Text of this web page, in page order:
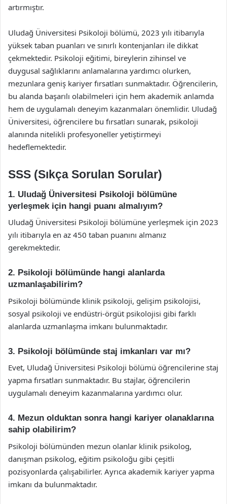
artırmıştır.
Uludağ Üniversitesi Psikoloji bölümü, 2023 yılı itibarıyla
yüksek taban puanları ve sınırlı kontenjanları ile dikkat
çekmektedir. Psikoloji eğitimi, bireylerin zihinsel ve
duygusal sağlıklarını anlamalarına yardımcı olurken,
mezunlara geniş kariyer fırsatları sunmaktadır. Öğrencilerin,
bu alanda başarılı olabilmeleri için hem akademik anlamda
hem de uygulamalı deneyim kazanmaları önemlidir. Uludağ
Üniversitesi, öğrencilere bu fırsatları sunarak, psikoloji
alanında nitelikli profesyoneller yetiştirmeyi
hedeflemektedir.
SSS (Sıkça Sorulan Sorular)
1. Uludağ Üniversitesi Psikoloji bölümüne
yerleşmek için hangi puanı almalıyım?
Uludağ Üniversitesi Psikoloji bölümüne yerleşmek için 2023
yılı itibarıyla en az 450 taban puanını almanız
gerekmektedir.
2. Psikoloji bölümünde hangi alanlarda
uzmanlaşabilirim?
Psikoloji bölümünde klinik psikoloji, gelişim psikolojisi,
sosyal psikoloji ve endüstri-örgüt psikolojisi gibi farklı
alanlarda uzmanlaşma imkanı bulunmaktadır.
3. Psikoloji bölümünde staj imkanları var mı?
Evet, Uludağ Üniversitesi Psikoloji bölümü öğrencilerine staj
yapma fırsatları sunmaktadır. Bu stajlar, öğrencilerin
uygulamalı deneyim kazanmalarına yardımcı olur.
4. Mezun olduktan sonra hangi kariyer olanaklarına
sahip olabilirim?
Psikoloji bölümünden mezun olanlar klinik psikolog,
danışman psikolog, eğitim psikoloğu gibi çeşitli
pozisyonlarda çalışabilirler. Ayrıca akademik kariyer yapma
imkanı da bulunmaktadır.